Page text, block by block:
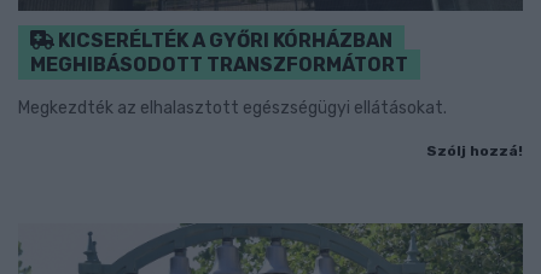
KICSERÉLTÉK A GYŐRI KÓRHÁZBAN
MEGHIBÁSODOTT TRANSZFORMÁTORT
Megkezdték az elhalasztott egészségügyi ellátásokat.
Szólj hozzá!